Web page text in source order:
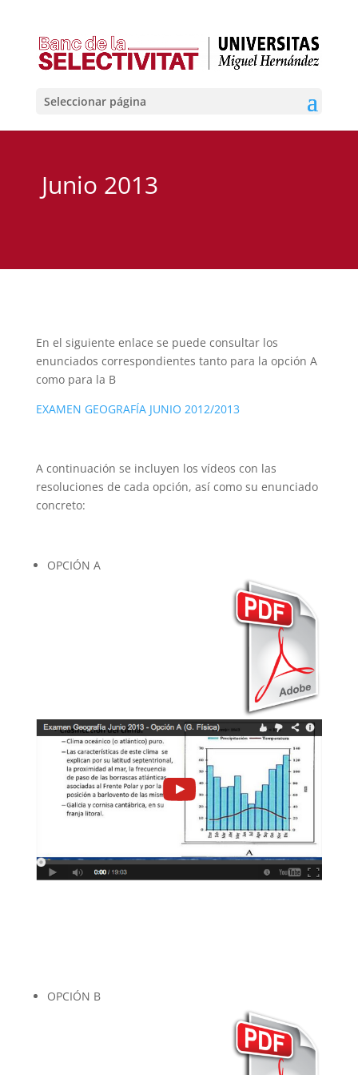
Seleccionar página
Junio 2013
En el siguiente enlace se puede consultar los
enunciados correspondientes tanto para la opción A
como para la B
EXAMEN GEOGRAFÍA JUNIO 2012/2013
A continuación se incluyen los vídeos con las
resoluciones de cada opción, así como su enunciado
concreto:
OPCIÓN A
OPCIÓN B